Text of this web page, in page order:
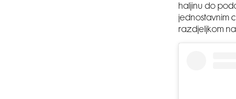
haljinu do
jednostavnim
razdjeljkom